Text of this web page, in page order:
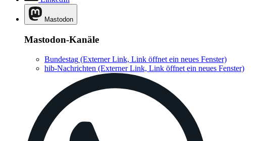
Mastodon
Mastodon-Kanäle
Bundestag (Externer Link, Link öffnet ein neues Fenster)
hib-Nachrichten (Externer Link, Link öffnet ein neues Fenster)